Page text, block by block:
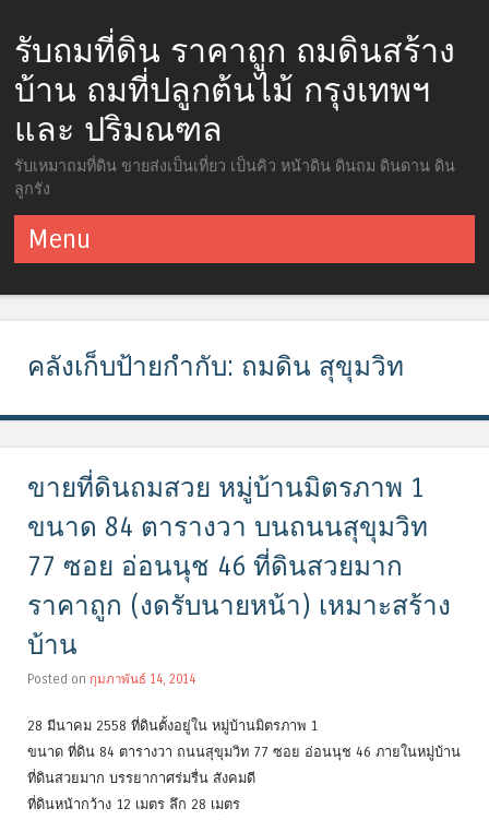
รับถมที่ดิน ราคาถูก ถมดินสร้าง
บ้าน ถมที่ปลูกต้นไม้ กรุงเทพฯ
และ ปริมณฑล
รับเหมาถมที่ดิน ขายส่งเป็นเที่ยว เป็นคิว หน้าดิน ดินถม ดินดาน ดิน
ลูกรัง
Menu
คลังเก็บป้ายกำกับ: ถมดิน สุขุมวิท
ขายที่ดินถมสวย หมู่บ้านมิตรภาพ 1
ขนาด 84 ตารางวา บนถนนสุขุมวิท
77 ซอย อ่อนนุช 46 ที่ดินสวยมาก
ราคาถูก (งดรับนายหน้า) เหมาะสร้าง
บ้าน
Posted on กุมภาพันธ์ 14, 2014
28 มีนาคม 2558 ที่ดินตั้งอยู่ใน หมู่บ้านมิตรภาพ 1
ขนาด ที่ดิน 84 ตารางวา ถนนสุขุมวิท 77 ซอย อ่อนนุช 46 ภายในหมู่บ้าน
ที่ดินสวยมาก บรรยากาศร่มรื่น สังคมดี
ที่ดินหน้ากว้าง 12 เมตร ลึก 28 เมตร